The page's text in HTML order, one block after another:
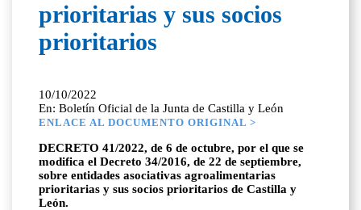
prioritarias y sus socios
prioritarios
10/10/2022
En: Boletín Oficial de la Junta de Castilla y León
ENLACE AL DOCUMENTO ORIGINAL >
DECRETO 41/2022, de 6 de octubre, por el que se
modifica el Decreto 34/2016, de 22 de septiembre,
sobre entidades asociativas agroalimentarias
prioritarias y sus socios prioritarios de Castilla y
León.